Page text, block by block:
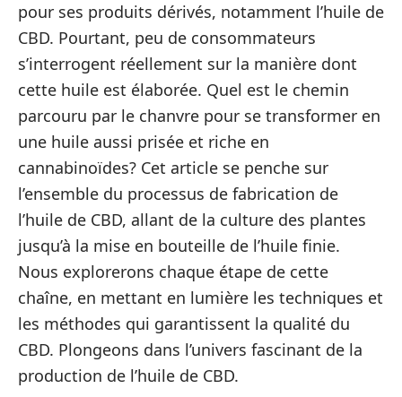
pour ses produits dérivés, notamment l’huile de
CBD. Pourtant, peu de consommateurs
s’interrogent réellement sur la manière dont
cette huile est élaborée. Quel est le chemin
parcouru par le chanvre pour se transformer en
une huile aussi prisée et riche en
cannabinoïdes? Cet article se penche sur
l’ensemble du processus de fabrication de
l’huile de CBD, allant de la culture des plantes
jusqu’à la mise en bouteille de l’huile finie.
Nous explorerons chaque étape de cette
chaîne, en mettant en lumière les techniques et
les méthodes qui garantissent la qualité du
CBD. Plongeons dans l’univers fascinant de la
production de l’huile de CBD.